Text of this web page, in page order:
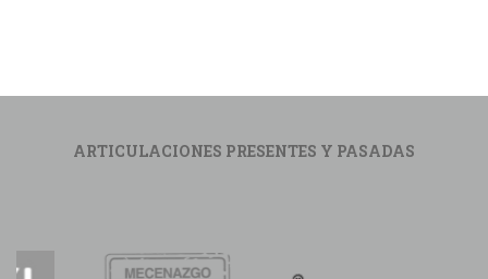
ARTICULACIONES PRESENTES Y PASADAS